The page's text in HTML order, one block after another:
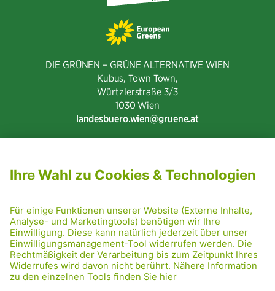
DIE GRÜNEN – GRÜNE ALTERNATIVE WIEN
Kubus, Town Town,
Würtzlerstraße 3/3​
1030 Wien
landesbuero.wien
gruene.at
PRESSE
GRÜNE RADRETTUNG
FRIDAY NIGHTSKATING
NETIQUETTE